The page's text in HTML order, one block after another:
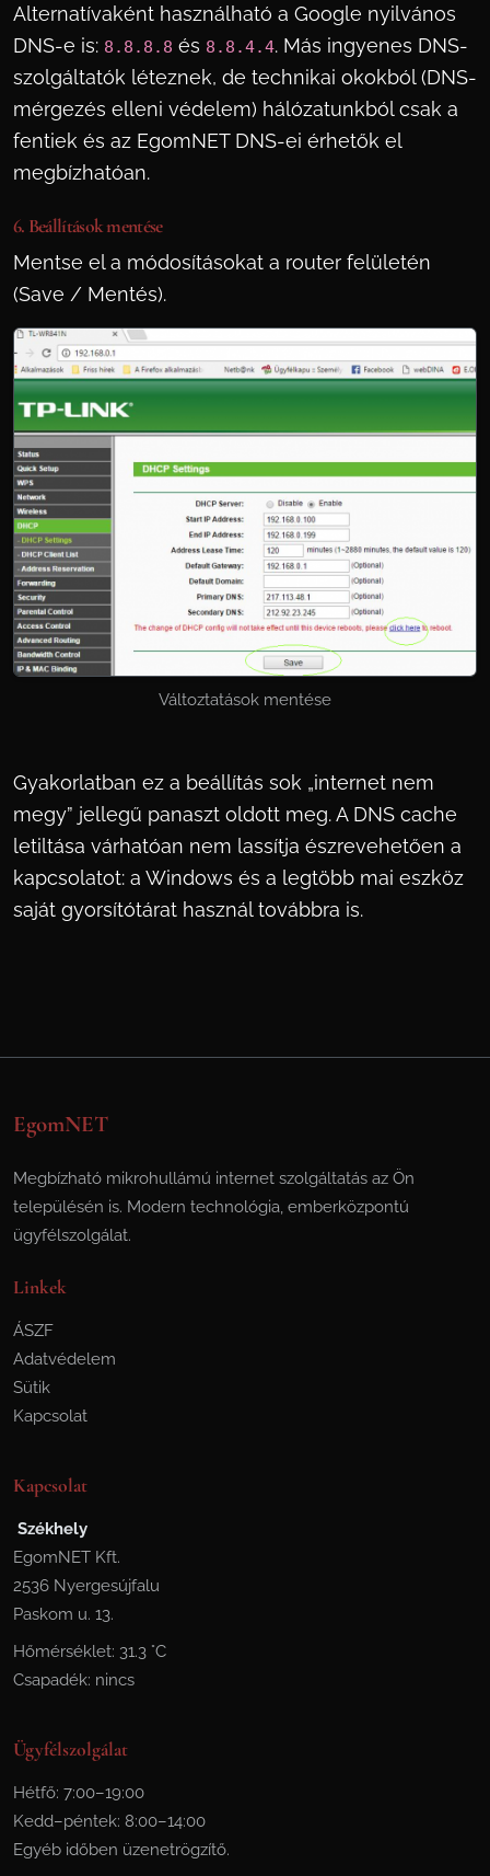
Alternatívaként használható a Google nyilvános
DNS-e is: 8.8.8.8 és 8.8.4.4. Más ingyenes DNS-
szolgáltatók léteznek, de technikai okokból (DNS-
mérgezés elleni védelem) hálózatunkból csak a
fentiek és az EgomNET DNS-ei érhetők el
megbízhatóan.
6. Beállítások mentése
Mentse el a módosításokat a router felületén
(Save / Mentés).
Változtatások mentése
Gyakorlatban ez a beállítás sok „internet nem
megy” jellegű panaszt oldott meg. A DNS cache
letiltása várhatóan nem lassítja észrevehetően a
kapcsolatot: a Windows és a legtöbb mai eszköz
saját gyorsítótárat használ továbbra is.
EgomNET
Megbízható mikrohullámú internet szolgáltatás az Ön
településén is. Modern technológia, emberközpontú
ügyfélszolgálat.
Linkek
ÁSZF
Adatvédelem
Sütik
Kapcsolat
Kapcsolat
Székhely
EgomNET Kft.
2536 Nyergesújfalu
Paskom u. 13.
Hőmérséklet: 31.3 °C
Csapadék: nincs
Ügyfélszolgálat
Hétfő: 7:00–19:00
Kedd–péntek: 8:00–14:00
Egyéb időben üzenetrögzítő.